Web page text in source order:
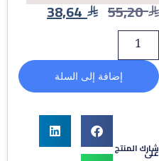
55,20
38,64
إضافة إلى السلة
شارك المنتج
على